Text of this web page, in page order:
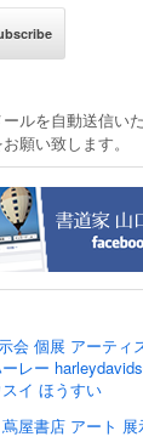
ルを自動送信い
願い致します。
会 個展 アーティ
レー
イ ほうすい
屋書店 アート 展